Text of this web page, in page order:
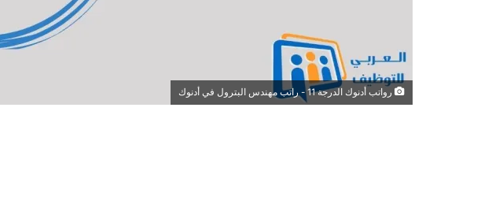
رواتب أدنوك الدرجة 11 - راتب مهندس البترول في أدنوك